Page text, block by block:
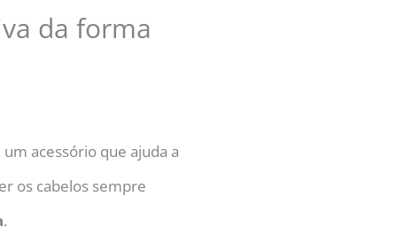
da forma
acessório que ajuda a
os cabelos sempre
.